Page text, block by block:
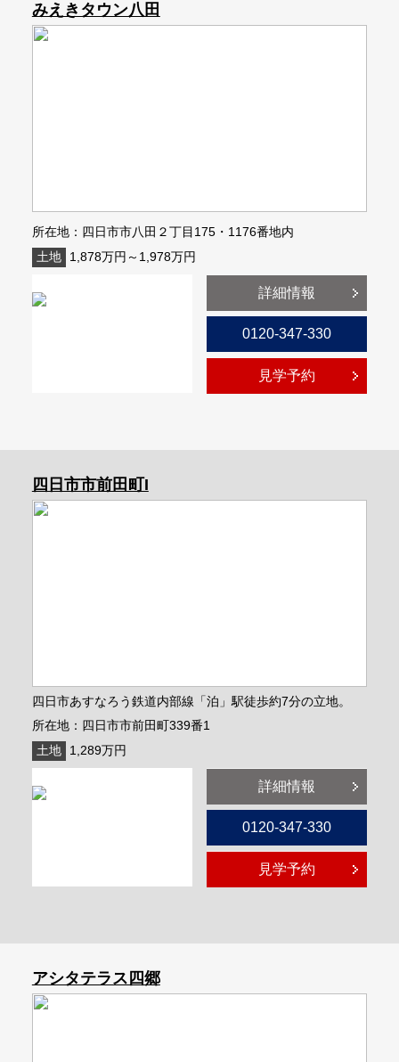
みえきタウン八田
所在地：四日市市八田２丁目175・1176番地内
土地
1,878万円～1,978万円
詳細情報
0120-347-330
見学予約
四日市市前田町I
四日市あすなろう鉄道内部線「泊」駅徒歩約7分の立地。
所在地：四日市市前田町339番1
土地
1,289万円
詳細情報
0120-347-330
見学予約
アシタテラス四郷